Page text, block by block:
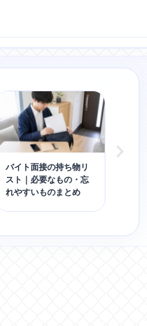
バイト面接の持ち物リ
スト｜必要なもの・忘
れやすいものまとめ